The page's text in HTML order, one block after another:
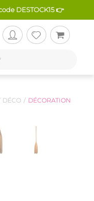
DESTOCK15 👉
DÉCO
DÉCORATION